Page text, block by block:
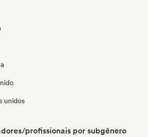
unidos
profissionais por subgênero